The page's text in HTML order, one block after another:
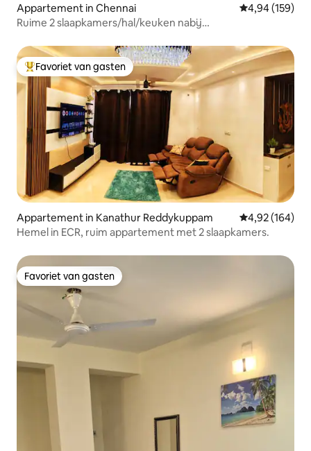
Appartement in Chennai Gemiddelde
4,94 (159)
Ruime 2 slaapkamers/hal/keuken nabij
Wasmachine
Topfavoriet van gasten
Favoriet van gasten
Appartement in Kanathur Reddykuppam Gemiddelde
4,92 (164)
Hemel in ECR, ruim appartement met 2 slaapkamers.
Favoriet van gasten
Favoriet van gasten